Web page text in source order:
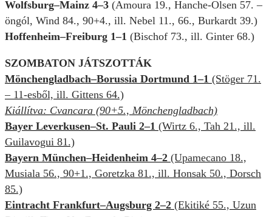
Wolfsburg–Mainz 4–3 (Amoura 19., Hanche-Olsen 57. –
öngól, Wind 84., 90+4., ill. Nebel 11., 66., Burkardt 39.)
Hoffenheim–Freiburg 1–1 (Bischof 73., ill. Ginter 68.)
SZOMBATON JÁTSZOTTÁK
Mönchengladbach–Borussia Dortmund 1–1 (Stöger 71.
– 11-esből, ill. Gittens 64.)
Kiállítva: Cvancara (90+5., Mönchengladbach)
Bayer Leverkusen–St. Pauli 2–1 (Wirtz 6., Tah 21., ill.
Guilavogui 81.)
Bayern München–Heidenheim 4–2 (Upamecano 18.,
Musiala 56., 90+1., Goretzka 81., ill. Honsak 50., Dorsch
85.)
Eintracht Frankfurt–Augsburg 2–2 (Ekitiké 55., Uzun